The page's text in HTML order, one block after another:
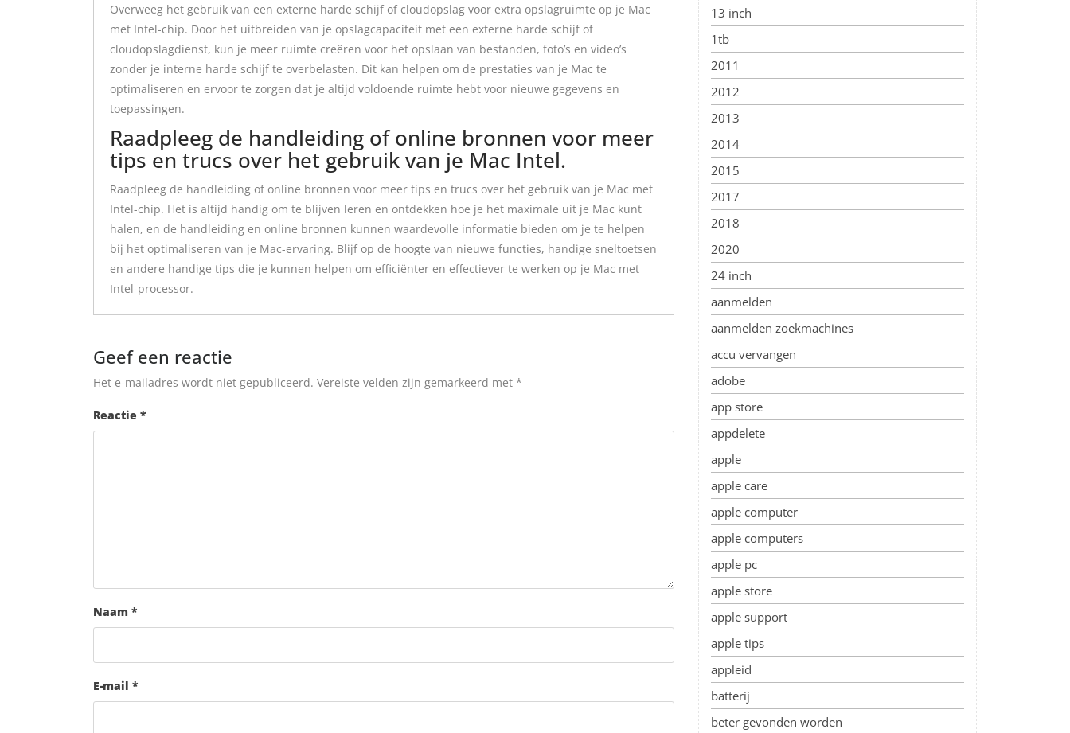
Overweeg het gebruik van een externe harde schijf of cloudopslag voor extra opslagruimte op je Mac
met Intel-chip. Door het uitbreiden van je opslagcapaciteit met een externe harde schijf of
cloudopslagdienst, kun je meer ruimte creëren voor het opslaan van bestanden, foto’s en video’s
zonder je interne harde schijf te overbelasten. Dit kan helpen om de prestaties van je Mac te
optimaliseren en ervoor te zorgen dat je altijd voldoende ruimte hebt voor nieuwe gegevens en
toepassingen.
Raadpleeg de handleiding of online bronnen voor meer
tips en trucs over het gebruik van je Mac Intel.
Raadpleeg de handleiding of online bronnen voor meer tips en trucs over het gebruik van je Mac met
Intel-chip. Het is altijd handig om te blijven leren en ontdekken hoe je het maximale uit je Mac kunt
halen, en de handleiding en online bronnen kunnen waardevolle informatie bieden om je te helpen
bij het optimaliseren van je Mac-ervaring. Blijf op de hoogte van nieuwe functies, handige sneltoetsen
en andere handige tips die je kunnen helpen om efficiënter en effectiever te werken op je Mac met
Intel-processor.
Geef een reactie
Het e-mailadres wordt niet gepubliceerd. Vereiste velden zijn gemarkeerd met *
Reactie *
Naam *
E-mail *
13 inch
1tb
2011
2012
2013
2014
2015
2017
2018
2020
24 inch
aanmelden
aanmelden zoekmachines
accu vervangen
adobe
app store
appdelete
apple
apple care
apple computer
apple computers
apple pc
apple store
apple support
apple tips
appleid
batterij
beter gevonden worden